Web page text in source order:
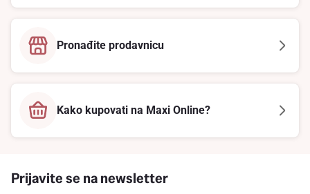
Pronađite prodavnicu
Kako kupovati na Maxi Online?
Prijavite se na newsletter